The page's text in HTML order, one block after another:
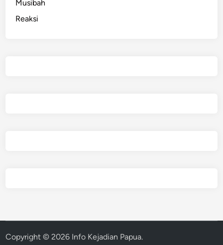
Musibah
Reaksi
Copyright © 2026 Info Kejadian Papua.